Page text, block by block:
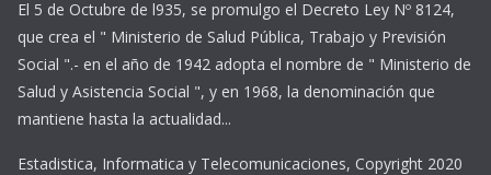
El 5 de Octubre de l935, se promulgo el Decreto Ley Nº 8124,
que crea el " Ministerio de Salud Pública, Trabajo y Previsión
Social ".- en el año de 1942 adopta el nombre de " Ministerio de
Salud y Asistencia Social ", y en 1968, la denominación que
mantiene hasta la actualidad...
Estadistica, Informatica y Telecomunicaciones, Copyright 2020